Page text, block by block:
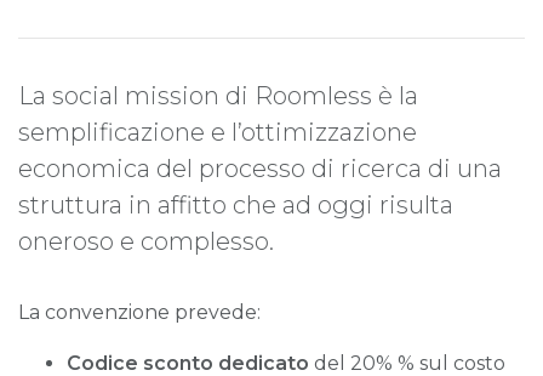
La social mission di Roomless è la
semplificazione e l’ottimizzazione
economica del processo di ricerca di una
struttura in affitto che ad oggi risulta
oneroso e complesso.
La convenzione prevede:
Codice sconto dedicato del 20% % sul costo